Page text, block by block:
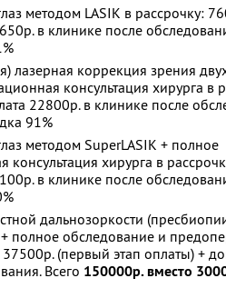
методом LASIK в рассрочку:
в клинике после
лазерная коррекция зрения
консультация хирурга в
22800р. в клинике после
91%
методом SuperLASIK + полное
хирурга в
в клинике после
дальнозоркости
+ полное обследование и
(первый этап оплаты) +
Всего 150000р. вместо